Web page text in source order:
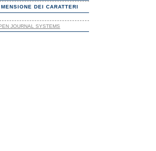
DEI CARATTERI
JOURNAL SYSTEMS